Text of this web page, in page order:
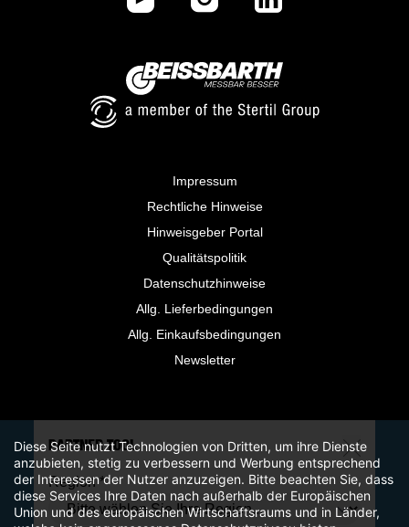
Impressum
Rechtliche Hinweise
Hinweisgeber Portal
Qualitätspolitik
Datenschutzhinweise
Allg. Lieferbedingungen
Allg. Einkaufsbedingungen
Newsletter
PARTNER TOOL
Region *
Diese Seite nutzt Technologien von Dritten, um ihre Dienste
anzubieten, stetig zu verbessern und Werbung entsprechend
der Interessen der Nutzer anzuzeigen. Bitte beachten Sie, dass
diese Services Ihre Daten nach außerhalb der Europäischen
Union und des europäischen Wirtschaftsraums und in Länder,